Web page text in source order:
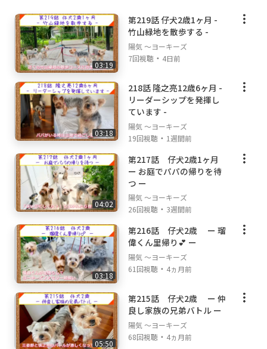
03:19
第219話 仔犬2歳1ヶ月 -
竹山緑地を散歩する -
陽気 ～ヨーキーズ
7回視聴 ・ 4日前
03:18
218話 隆之亮12歳6ヶ月 -
リーダーシップを発揮し
ています -
陽気 ～ヨーキーズ
19回視聴 ・ 1週間前
04:02
第217話 仔犬2歳1ヶ月
ー お庭でパパの帰りを待
つ ー
陽気 ～ヨーキーズ
26回視聴 ・ 3週間前
03:18
第216話 仔犬2歳 ー 瑠
偉くん里帰り💕 ー
陽気 ～ヨーキーズ
61回視聴 ・ 4ヵ月前
05:50
第215話 仔犬2歳 ー 仲
良し家族の兄弟バトル ー
陽気 ～ヨーキーズ
68回視聴 ・ 4ヵ月前